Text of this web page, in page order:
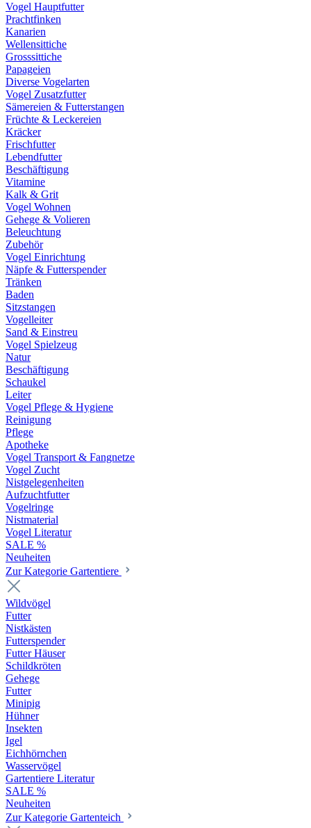
Vogel Hauptfutter
Prachtfinken
Kanarien
Wellensittiche
Grosssittiche
Papageien
Diverse Vogelarten
Vogel Zusatzfutter
Sämereien & Futterstangen
Früchte & Leckereien
Kräcker
Frischfutter
Lebendfutter
Beschäftigung
Vitamine
Kalk & Grit
Vogel Wohnen
Gehege & Volieren
Beleuchtung
Zubehör
Vogel Einrichtung
Näpfe & Futterspender
Tränken
Baden
Sitzstangen
Vogelleiter
Sand & Einstreu
Vogel Spielzeug
Natur
Beschäftigung
Schaukel
Leiter
Vogel Pflege & Hygiene
Reinigung
Pflege
Apotheke
Vogel Transport & Fangnetze
Vogel Zucht
Nistgelegenheiten
Aufzuchtfutter
Vogelringe
Nistmaterial
Vogel Literatur
SALE %
Neuheiten
Zur Kategorie Gartentiere
Wildvögel
Futter
Nistkästen
Futterspender
Futter Häuser
Schildkröten
Gehege
Futter
Minipig
Hühner
Insekten
Igel
Eichhörnchen
Wasservögel
Gartentiere Literatur
SALE %
Neuheiten
Zur Kategorie Gartenteich